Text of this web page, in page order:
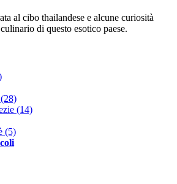
al cibo thailandese e alcune curiosità
di questo esotico paese.
(28)
(14)
(5)